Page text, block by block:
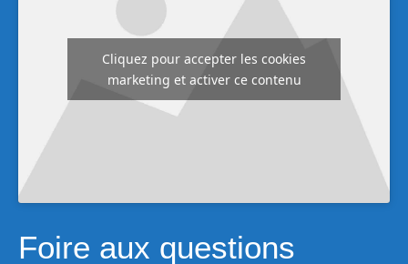
Cliquez pour accepter les cookies
marketing et activer ce contenu
Foire aux questions